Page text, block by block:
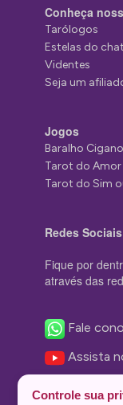
Conheça
Tarólogos
Estelas do chat
Videntes
Seja um
Jogos
Baralho Cigano
Tarot do Amor
Tarot do Sim
Redes Sociais
Fique por
através das
Fale
Assista
Controle sua